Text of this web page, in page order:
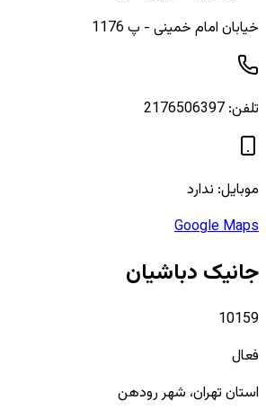
خیابان امام خمینی - پ 1176
تلفن: 2176506397
موبایل: ندارد
Google Maps
جانیک دباشیان
10159
فعال
استان تهران، شهررودهن